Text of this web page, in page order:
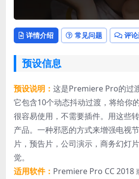
详情介绍 常见问题 评
预设信息
预设说明： 这是Premiere Pro的过
它包含10个动态抖动过渡，将给你
很容易使用，不需要插件。用这些
产品。一种邪恶的方式来增强电视
片，预告片，公司演示，商务幻灯
觉。
适用软件： Premiere Pro CC 2018